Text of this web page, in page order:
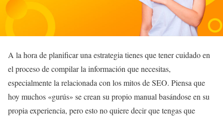
A la hora de planificar una estrategia tienes que tener cuidado en
el proceso de compilar la información que necesitas,
especialmente la relacionada con los mitos de SEO. Piensa que
hoy muchos «gurús» se crean su propio manual basándose en su
propia experiencia, pero esto no quiere decir que tengas que